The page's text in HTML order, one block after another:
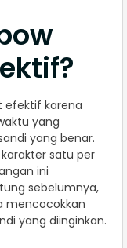
karena
yang
yang benar.
satu per
ini
sebelumnya,
mencocokkan
yang diinginkan.